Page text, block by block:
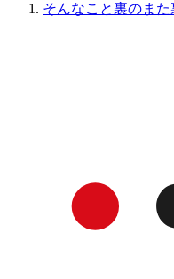
そんなこと裏のまた